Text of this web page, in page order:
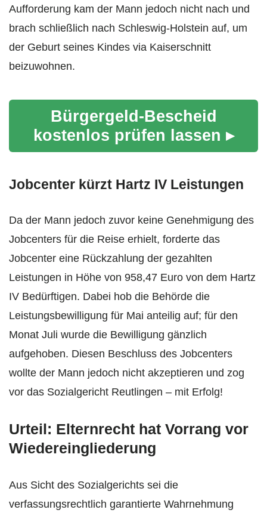
Aufforderung kam der Mann jedoch nicht nach und
brach schließlich nach Schleswig-Holstein auf, um
der Geburt seines Kindes via Kaiserschnitt
beizuwohnen.
Bürgergeld-Bescheid
kostenlos prüfen lassen ▸
Jobcenter kürzt Hartz IV Leistungen
Da der Mann jedoch zuvor keine Genehmigung des
Jobcenters für die Reise erhielt, forderte das
Jobcenter eine Rückzahlung der gezahlten
Leistungen in Höhe von 958,47 Euro von dem Hartz
IV Bedürftigen. Dabei hob die Behörde die
Leistungsbewilligung für Mai anteilig auf; für den
Monat Juli wurde die Bewilligung gänzlich
aufgehoben. Diesen Beschluss des Jobcenters
wollte der Mann jedoch nicht akzeptieren und zog
vor das Sozialgericht Reutlingen – mit Erfolg!
Urteil: Elternrecht hat Vorrang vor
Wiedereingliederung
Aus Sicht des Sozialgerichts sei die
verfassungsrechtlich garantierte Wahrnehmung